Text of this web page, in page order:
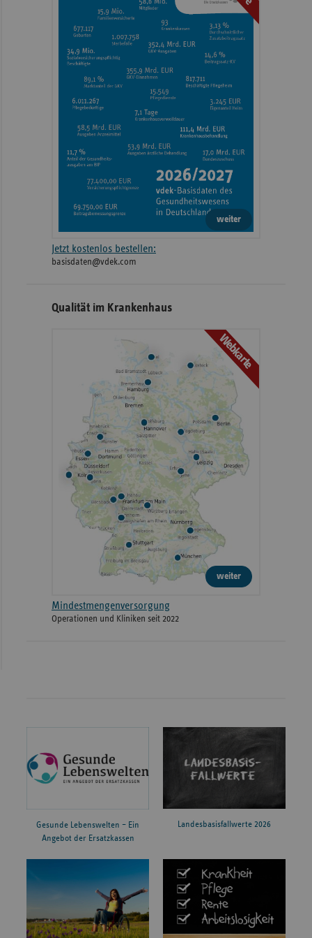
weiter
Jetzt kostenlos bestellen:
basisdaten@vdek.com
Qualität im Krankenhaus
Webkarte
weiter
Mindestmengenversorgung
Operationen und Kliniken seit 2022
Gesunde Lebenswelten – Ein
Angebot der Ersatzkassen
Landesbasisfallwerte 2026